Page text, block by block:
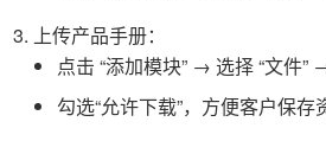
上传产品手册：
点击 “添加模块” → 选择 “文件
勾选“允许下载”，方便客户保存